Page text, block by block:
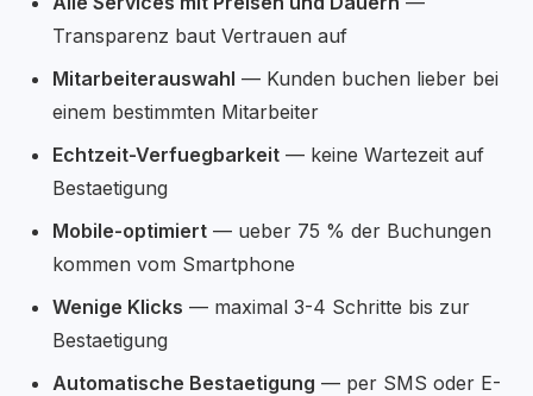
Transparenz baut Vertrauen auf
Mitarbeiterauswahl — Kunden buchen lieber bei
einem bestimmten Mitarbeiter
Echtzeit-Verfuegbarkeit — keine Wartezeit auf
Bestaetigung
Mobile-optimiert — ueber 75 % der Buchungen
kommen vom Smartphone
Wenige Klicks — maximal 3-4 Schritte bis zur
Bestaetigung
Automatische Bestaetigung — per SMS oder E-